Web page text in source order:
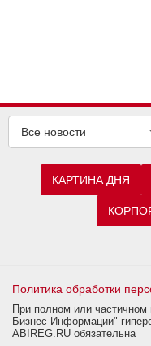
Все новости
КАРТИНА ДНЯ
Политика обработки
При полном или частичном
Бизнес Информации"
ABIREG.RU обязательна